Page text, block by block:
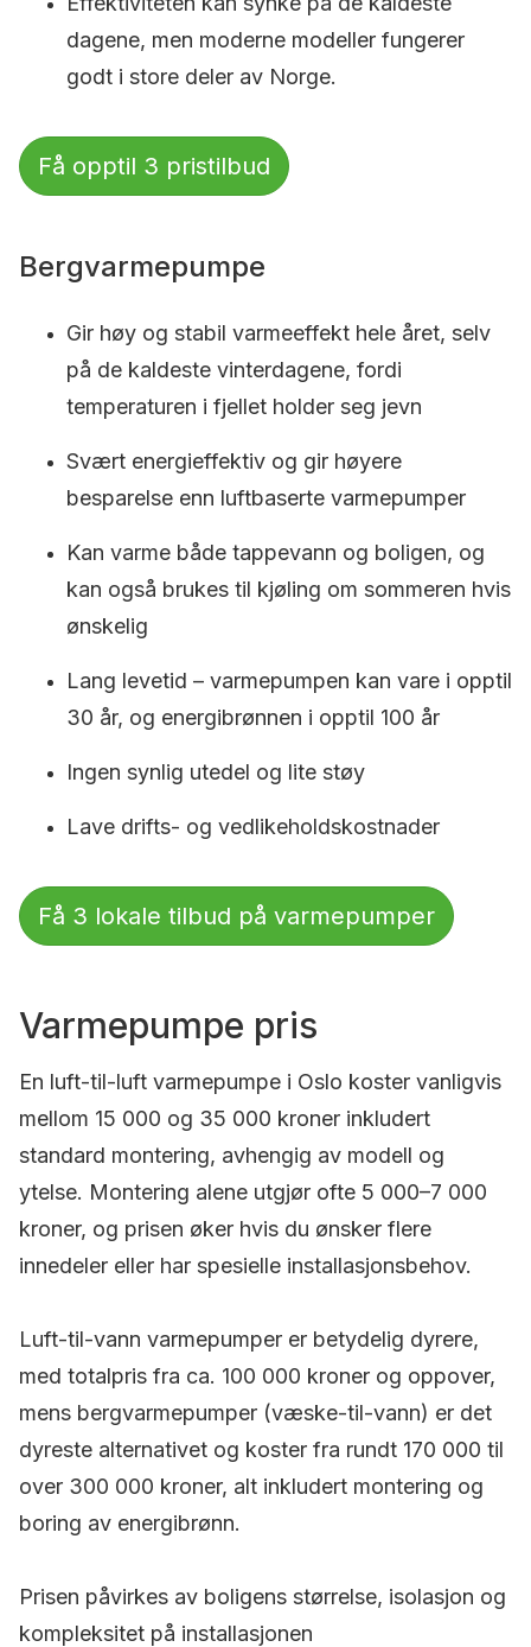
dagene, men moderne modeller fungerer
godt i store deler av Norge.
Få opptil 3 pristilbud
Bergvarmepumpe
Gir høy og stabil varmeeffekt hele året, selv
på de kaldeste vinterdagene, fordi
temperaturen i fjellet holder seg jevn
Svært energieffektiv og gir høyere
besparelse enn luftbaserte varmepumper
Kan varme både tappevann og boligen, og
kan også brukes til kjøling om sommeren hvis
ønskelig
Lang levetid – varmepumpen kan vare i opptil
30 år, og energibrønnen i opptil 100 år
Ingen synlig utedel og lite støy
Lave drifts- og vedlikeholdskostnader
Få 3 lokale tilbud på varmepumper
Varmepumpe pris
En luft-til-luft varmepumpe i Oslo koster vanligvis
mellom 15 000 og 35 000 kroner inkludert
standard montering, avhengig av modell og
ytelse. Montering alene utgjør ofte 5 000–7 000
kroner, og prisen øker hvis du ønsker flere
innedeler eller har spesielle installasjonsbehov.
Luft-til-vann varmepumper er betydelig dyrere,
med totalpris fra ca. 100 000 kroner og oppover,
mens bergvarmepumper (væske-til-vann) er det
dyreste alternativet og koster fra rundt 170 000 til
over 300 000 kroner, alt inkludert montering og
boring av energibrønn.
Prisen påvirkes av boligens størrelse, isolasjon og
kompleksitet på installasjonen